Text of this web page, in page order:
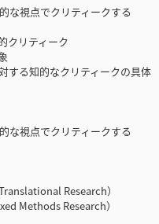
視点でクリティークする
リティーク
る知的なクリティークの具体
視点でクリティークする
Research）
Methods Research）